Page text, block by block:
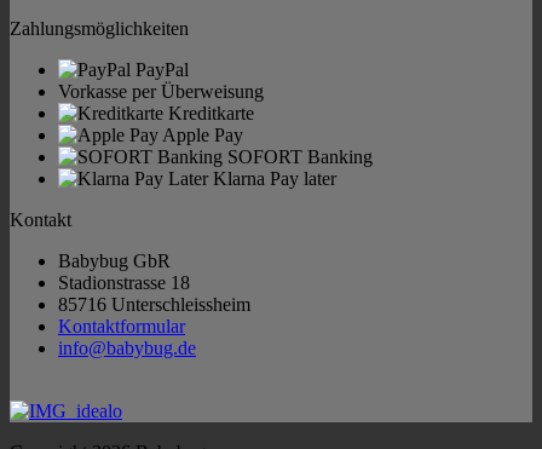
Zahlungsmöglichkeiten
PayPal
Vorkasse per Überweisung
Kreditkarte
Apple Pay
SOFORT Banking
Klarna Pay later
Kontakt
Babybug GbR
Stadionstrasse 18
85716 Unterschleissheim
Kontaktformular
info@babybug.de